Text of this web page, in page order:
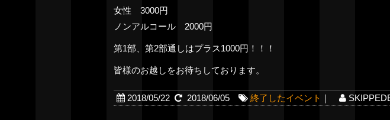
女性 3000円
ノンアルコール 2000円
第1部、第2部通しはプラス1000円！！！
皆様のお越しをお待ちしております。
2018/05/22 2018/06/05 終了したイベント ｜